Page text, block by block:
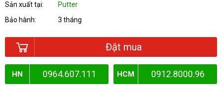
Sản xuất tại:
Putter
Bảo hành:
3 tháng
Đặt mua
HN 0964.607.111 HCM 0912.8000.96